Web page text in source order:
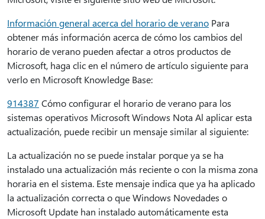
Información general acerca del horario de verano Para
obtener más información acerca de cómo los cambios del
horario de verano pueden afectar a otros productos de
Microsoft, haga clic en el número de artículo siguiente para
verlo en Microsoft Knowledge Base:
914387 Cómo configurar el horario de verano para los
sistemas operativos Microsoft Windows Nota Al aplicar esta
actualización, puede recibir un mensaje similar al siguiente:
La actualización no se puede instalar porque ya se ha
instalado una actualización más reciente o con la misma zona
horaria en el sistema. Este mensaje indica que ya ha aplicado
la actualización correcta o que Windows Novedades o
Microsoft Update han instalado automáticamente esta